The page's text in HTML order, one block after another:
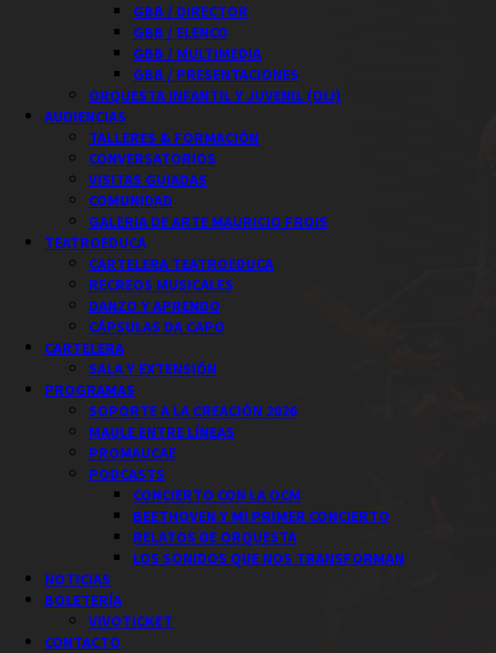
GBB / DIRECTOR
GBB / ELENCO
GBB / MULTIMEDIA
GBB / PRESENTACIONES
ORQUESTA INFANTIL Y JUVENIL (OIJ)
AUDIENCIAS
TALLERES & FORMACIÓN
CONVERSATORIOS
VISITAS GUIADAS
COMUNIDAD
GALERIA DE ARTE MAURICIO FROIS
TEATROEDUCA
CARTELERA TEATROEDUCA
RECREOS MUSICALES
DANZO Y APRENDO
CÁPSULAS DA CAPO
CARTELERA
SALA Y EXTENSIÓN
PROGRAMAS
SOPORTE A LA CREACIÓN 2026
MAULE ENTRE LÍNEAS
PROMAUCAE
PODCASTS
CONCIERTO CON LA OCM
BEETHOVEN Y MI PRIMER CONCIERTO
RELATOS DE ORQUESTA
LOS SONIDOS QUE NOS TRANSFORMAN
NOTICIAS
BOLETERÍA
VIVOTICKET
CONTACTO